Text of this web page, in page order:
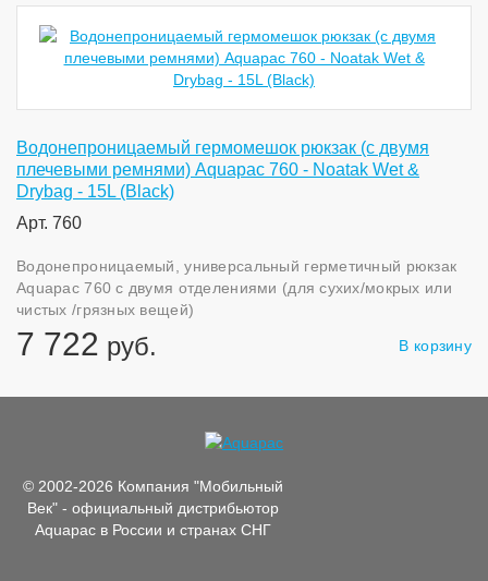
Водонепроницаемый гермомешок рюкзак (с двумя
плечевыми ремнями) Aquapac 760 - Noatak Wet &
Drybag - 15L (Black)
Арт. 760
Водонепроницаемый, универсальный герметичный рюкзак
Aquapac 760 с двумя отделениями (для сухих/мокрых или
чистых /грязных вещей)
7 722 руб. В корзину
© 2002-2026 Компания "Мобильный
Век" - официальный дистрибьютор
Aquapac в России и странах СНГ